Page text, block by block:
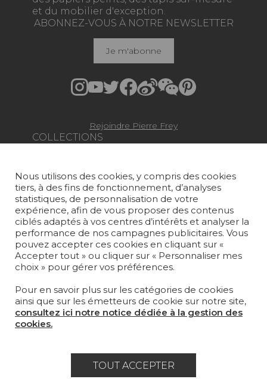
et du mobilier d'exception.
COLLECTIONS
PAPIERS PEINTS
TAPIS ET MOQUETTES
MOBILIER
PROJETS
SUR-MESURE
MAGAZINE
LA MAISON
ABONNEZ-VOUS À NOTRE NEWSLETTER
Je m'abonne
Rejoindre Pierre Frey
Nous utilisons des cookies, y compris des cookies
tiers, à des fins de fonctionnement, d’analyses
statistiques, de personnalisation de votre
expérience, afin de vous proposer des contenus
ciblés adaptés à vos centres d’intérêts et analyser la
performance de nos campagnes publicitaires. Vous
pouvez accepter ces cookies en cliquant sur «
Accepter tout » ou cliquer sur « Personnaliser mes
choix » pour gérer vos préférences.
Pour en savoir plus sur les catégories de cookies
ainsi que sur les émetteurs de cookie sur notre site,
consultez ici notre notice dédiée à la gestion des
cookies.
TOUT ACCEPTER